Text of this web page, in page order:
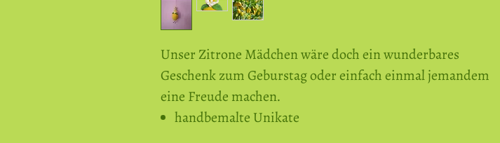
Unser Zitrone Mädchen wäre doch ein wunderbares
Geschenk zum Geburstag oder einfach einmal jemandem
eine Freude machen.
handbemalte Unikate